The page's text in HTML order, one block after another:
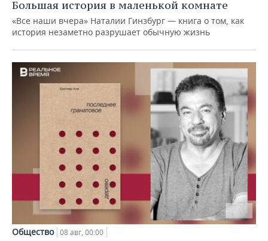
Большая история в маленькой комнате
«Все наши вчера» Наталии Гинзбург — книга о том, как
история незаметно разрушает обычную жизнь
Общество 08 авг, 00:00